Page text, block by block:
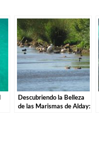
Descubriendo la Belleza
de las Marismas de Alday: